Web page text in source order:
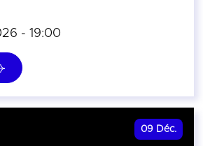
- 19:00
09 Déc.